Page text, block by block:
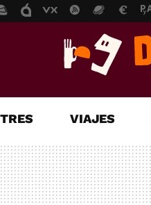
VIAJES